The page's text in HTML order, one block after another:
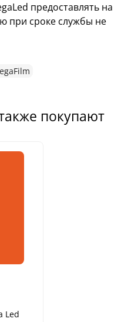
предоставлять на
при сроке службы не
покупают
Led